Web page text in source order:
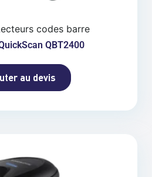
codes barre
QBT2400
au devis